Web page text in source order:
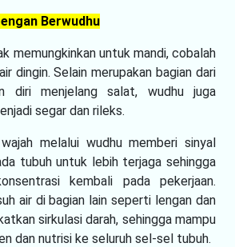
Berwudhu
memungkinkan untuk mandi, cobalah
dingin. Selain merupakan bagian dari
diri menjelang salat, wudhu juga
segar dan rileks.
melalui wudhu memberi sinyal
tubuh untuk lebih terjaga sehingga
kembali pada pekerjaan.
air di bagian lain seperti lengan dan
sirkulasi darah, sehingga mampu
dan nutrisi ke seluruh sel-sel tubuh.